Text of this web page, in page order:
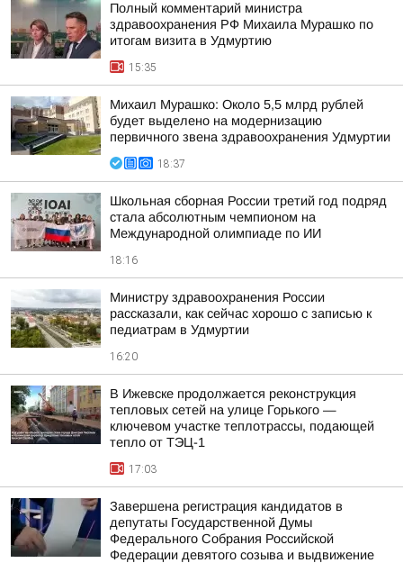
Полный комментарий министра
здравоохранения РФ Михаила Мурашко по
итогам визита в Удмуртию
15:35
Михаил Мурашко: Около 5,5 млрд рублей
будет выделено на модернизацию
первичного звена здравоохранения Удмуртии
18:37
Школьная сборная России третий год подряд
стала абсолютным чемпионом на
Международной олимпиаде по ИИ
18:16
Министру здравоохранения России
рассказали, как сейчас хорошо с записью к
педиатрам в Удмуртии
16:20
В Ижевске продолжается реконструкция
тепловых сетей на улице Горького —
ключевом участке теплотрассы, подающей
тепло от ТЭЦ-1
17:03
Завершена регистрация кандидатов в
депутаты Государственной Думы
Федерального Собрания Российской
Федерации девятого созыва и выдвижение